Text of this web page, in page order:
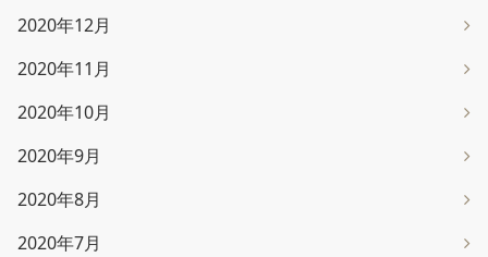
2020年12月
2020年11月
2020年10月
2020年9月
2020年8月
2020年7月